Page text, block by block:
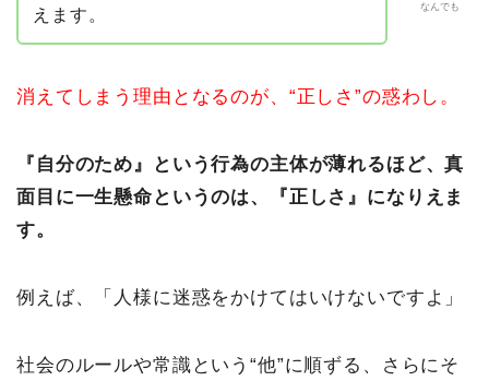
なんでも
えます。
消えてしまう理由となるのが、“正しさ”の惑わし。
『自分のため』という行為の主体が薄れるほど、真
面目に一生懸命というのは、『正しさ』になりえま
す。
例えば、「人様に迷惑をかけてはいけないですよ」
社会のルールや常識という“他”に順ずる、さらにそ